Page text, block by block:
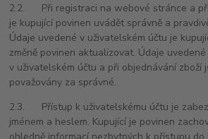
2.2. Při registraci na webové stránce a
je kupující povinen uvádět správně a
Údaje uvedené v uživatelském účtu je
změně povinen aktualizovat. Údaje uvedené
v uživatelském účtu a při objednávání zboží
považovány za správné.
2.3. Přístup k uživatelskému účtu je
jménem a heslem. Kupující je povinen